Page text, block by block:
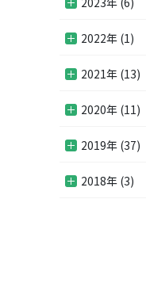
2022年 (1)
2021年 (13)
2020年 (11)
2019年 (37)
2018年 (3)